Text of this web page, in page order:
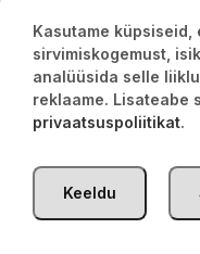
Seotud tooted
Kasutame
sirvimiskogemust,
analüüsida selle
reklaame. Lisateabe
privaatsuspoliitikat.
Keeldu